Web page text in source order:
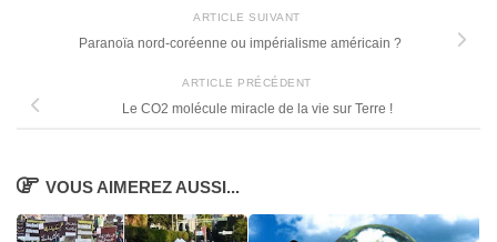
ARTICLE SUIVANT
Paranoïa nord-coréenne ou impérialisme américain ?
ARTICLE PRÉCÉDENT
Le CO2 molécule miracle de la vie sur Terre !
VOUS AIMEREZ AUSSI...